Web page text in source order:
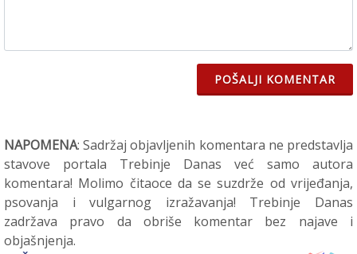
POŠALJI KOMENTAR
NAPOMENA: Sadržaj objavljenih komentara ne predstavlja
stavove portala Trebinje Danas već samo autora
komentara! Molimo čitaoce da se suzdrže od vrijeđanja,
psovanja i vulgarnog izražavanja! Trebinje Danas
zadržava pravo da obriše komentar bez najave i
objašnjenja.